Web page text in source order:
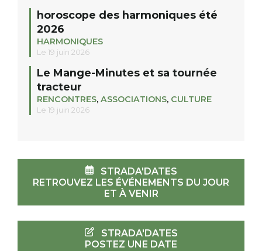
horoscope des harmoniques été
2026
HARMONIQUES
Le 19 juin 2026
Le Mange-Minutes et sa tournée
tracteur
RENCONTRES, ASSOCIATIONS, CULTURE
Le 19 juin 2026
STRADA'DATES
RETROUVEZ LES ÉVÉNEMENTS DU JOUR
ET À VENIR
STRADA'DATES
POSTEZ UNE DATE